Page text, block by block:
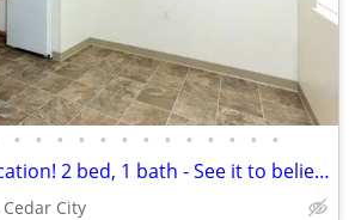
• • • • • • • • • • • • •
Cedar City's top location! 2 bed, 1 bath - See it to believe it!
Cedar City